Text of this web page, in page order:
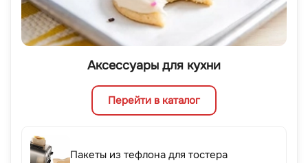
Аксессуары для кухни
Перейти в каталог
Пакеты из тефлона для тостера